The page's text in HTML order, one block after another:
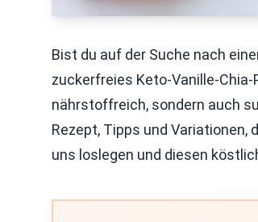
Bist du auf der Suche nach
zuckerfreies Keto-Vanille-
nährstoffreich, sondern auch
Rezept, Tipps und Variationen,
uns loslegen und diesen